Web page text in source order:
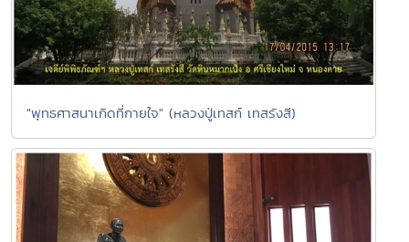
"พุทธศาสนาเกิดที่กายใจ" (หลวงปู่เทสก์ เทสรังสี)